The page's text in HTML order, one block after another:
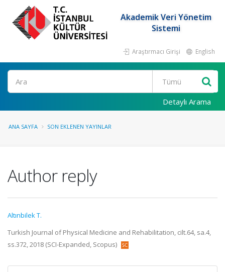
Akademik Veri Yönetim
Sistemi
Araştırmacı Girişi English
Ara
Detaylı Arama
ANA SAYFA SON EKLENEN YAYINLAR
Author reply
Altınbilek T.
Turkish Journal of Physical Medicine and Rehabilitation, cilt.64, sa.4,
ss.372, 2018 (SCI-Expanded, Scopus)